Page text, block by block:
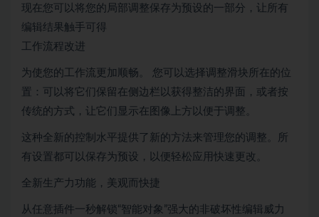
现在您可以将您的局部调整保存为预设的一部分，让所有
编辑结果触手可得
工作流程改进
为使您的工作流更加顺畅。 您可以选择调整滑块所在的位
置：可以将它们保留在侧边栏以获得整洁的界面，或者按
传统的方式，让它们显示在图像上方以便于调整。
这种全新的控制水平提供了新的方法来管理您的调整。所
有设置都可以保存为预设，以便轻松应用快速更改。
全新生产力功能，美观而快捷
从任意插件一秒解锁“智能对象”强大的非破坏性编辑威力